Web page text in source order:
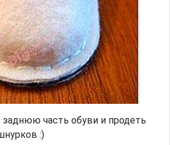
часть обуви и продеть
:)